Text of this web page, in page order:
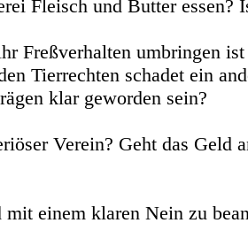
Fleisch und Butter essen?
Freßverhalten umbringen
Tierrechten schadet ein
klar geworden sein?
Verein? Geht das Geld
mit einem klaren Nein zu